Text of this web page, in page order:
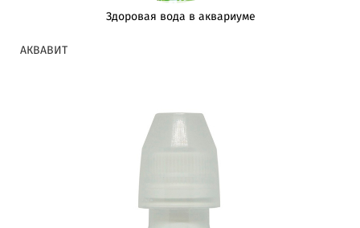
Здоровая вода в аквариуме
АКВАВИТ